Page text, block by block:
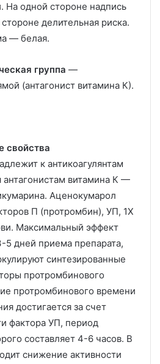
одной стороне надпись
делительная риска.
— белая.
группа —
(антагонист витамина К).
свойства
к антикоагулянтам
антагонистам витамина К —
Аценокумарол
П (протромбин), УП, 1X
Максимальный эффект
5 дней приема препарата,
синтезированные
протромбинового
протромбинового времени
достигается за счет
фактора УП, период
составляет 4-6 часов. В
снижение активности